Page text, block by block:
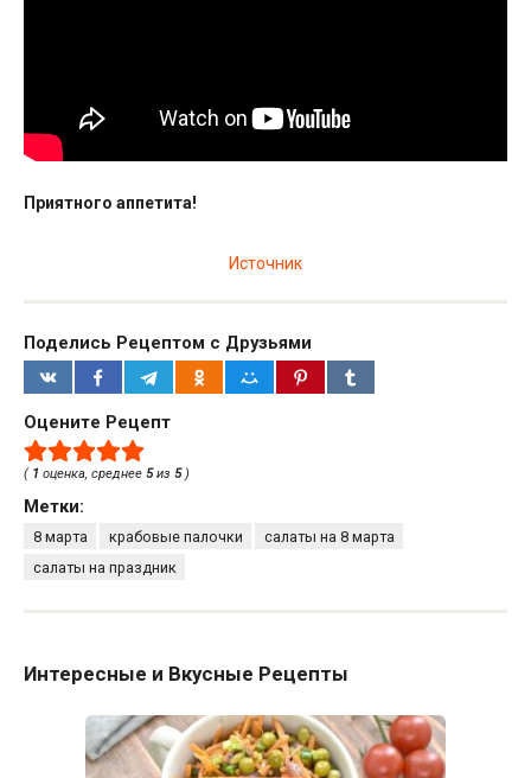
Приятного аппетита!
Источник
Поделись Рецептом с Друзьями
Оцените Рецепт
( 1 оценка, среднее 5из 5)
Метки:
8 марта крабовые палочки
салаты на 8 марта
салаты на праздник
Интересные и Вкусные Рецепты